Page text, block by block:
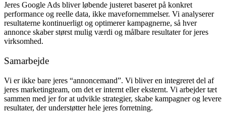
Jeres Google Ads bliver løbende justeret baseret på konkret
performance og reelle data, ikke mavefornemmelser. Vi analyserer
resultaterne kontinuerligt og optimerer kampagnerne, så hver
annonce skaber størst mulig værdi og målbare resultater for jeres
virksomhed.
Samarbejde
Vi er ikke bare jeres “annoncemand”. Vi bliver en integreret del af
jeres marketingteam, om det er internt eller eksternt. Vi arbejder tæt
sammen med jer for at udvikle strategier, skabe kampagner og levere
resultater, der understøtter hele jeres forretning.